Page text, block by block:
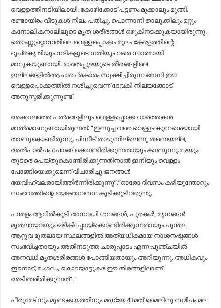
വെള്ളത്തിനടിയിലായി. കോഴിക്കോട് പട്ടണം മുക്കാലും മുങ്ങി.
രണ്ടായിരം വീടുകൾ നിലം പതിച്ചു. പൊന്നാനി താലൂക്കിലും മറ്റും
കനോലി കനാലിലൂടെ മൃത ശരീരങ്ങൾ ഒഴുകിനടക്കുകയായിരുന്നു.
തൊണ്ണൂറ്റൊമ്പതിലെ വെള്ളപ്പൊക്കം മൂലം കേരളത്തിന്റെ
ഭൂപ്രകൃതിയും നദികളുടെ ഗതിയും വരെ സാരമായി
മാറുകയുണ്ടായി. ഭാരതപ്പുഴയുടെ തീരങ്ങളിലെ
ഇല്ലങ്ങളിൽആചാരപ്രകാരം സൂക്ഷിച്ചിരുന്ന അഗ്നി ഈ
വെള്ളപ്പൊക്കത്തിൽ നശിച്ചുവെന്ന് ദേവകി നിലയങ്ങോട്
അനുസ്മരിക്കുന്നുണ്ട്.
അക്കാലത്തെ പത്രങ്ങളിലും വെള്ളപ്പൊക്ക വാർത്തകൾ
മാത്രമാണുണ്ടായിരുന്നത്. “ഇന്നുച്ച വരെ വെള്ളം കുറേശെയായി
താണുകൊണ്ടിരുന്നു. പിന്നീട് താഴുന്നില്ലെന്നു തന്നെയല്ല,
അൽപാൽപം പോങ്ങിക്കൊണ്ടിരിക്കുന്നതായും കാണുന്നു.മഴയും
തുടരെ പെയ്തുകൊണ്ടിരിക്കുന്നതിനാൽ ഇനിയും വെള്ളം
പോങ്ങിയെക്കുമെന്ന് വിചാരിച്ചു ജനങ്ങൾ
ഭയവിഹ്വലരായിത്തീർന്നിരിക്കുന്നു”.”ഓരോ ദിവസം കഴിയുന്തോറും
സംഭവത്തിന്റെ ഭയങ്കരാവസ്ഥ കൂടിക്കൂടിവരുന്നു.
പന്തളം ആറിൽകൂടി അനവധി ശവങ്ങൾ, പുരകൾ, മൃഗങ്ങൾ
മുതലായവയും ഒഴികിപ്പോയ്ക്കൊണ്ടിരിക്കുന്നതായും പൂന്തല,
ആറ്റുവ മുതലായ സ്ഥലങ്ങളിൽ അത്യധികമായ നാശനഷ്ടങ്ങൾ
സംഭവിച്ചതായും അതിനടുത്ത ചാരുപ്പാടം എന്ന പുഞ്ചയിൽ
അനവധി മൃതശരീരങ്ങൾ പോങ്ങിയതായും അറിയുന്നു. അധികവും
ഇടനാട്, മംഗലം, കൊടയാട്ടുകര ഈ തീരങ്ങളിലാണ്
അടിഞ്ഞിരിക്കുന്നത്”.”
പീരുമേടിനും മുണ്ടക്കയത്തിനും മദ്ധ്യേ 43മത് മൈലിനു സമീപം മല